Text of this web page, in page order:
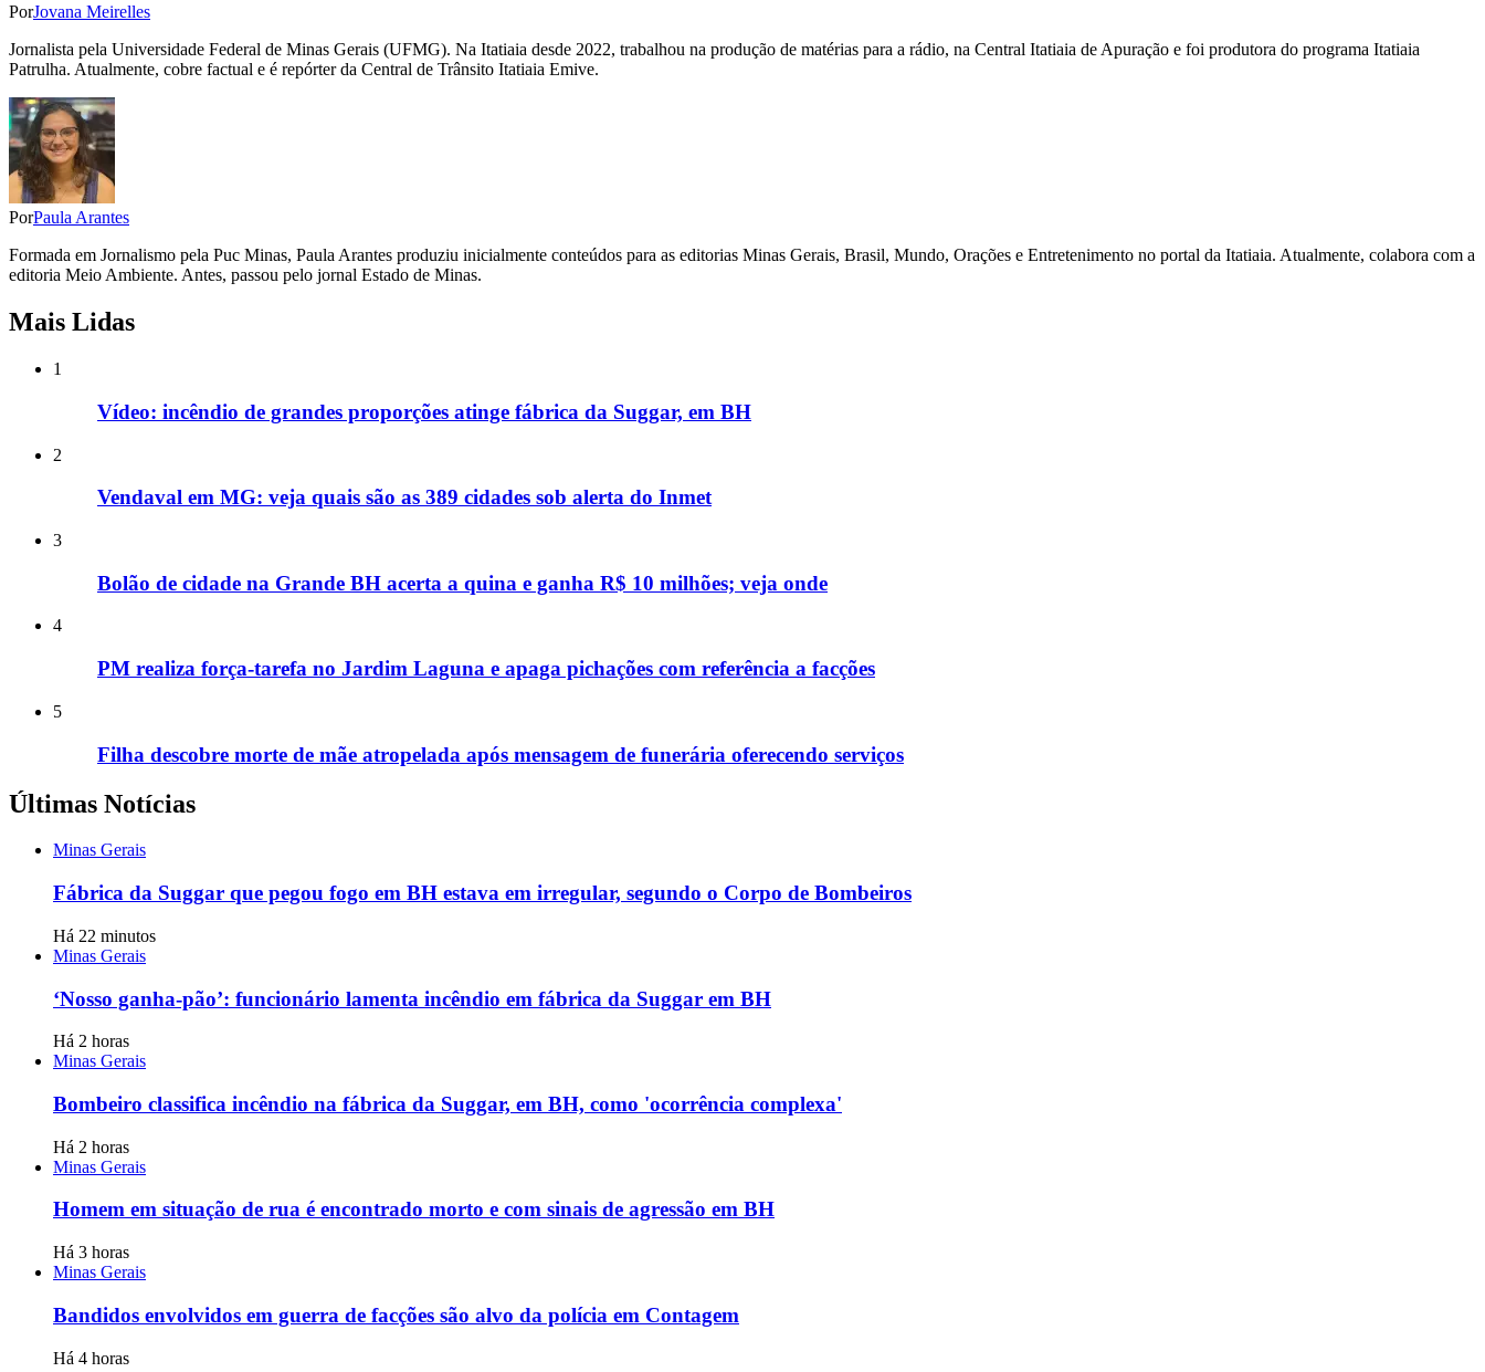
PorJovana Meirelles
Jornalista pela Universidade Federal de Minas Gerais (UFMG). Na Itatiaia desde 2022, trabalhou na produção de matérias para a rádio, na Central Itatiaia de Apuração e foi produtora do programa Itatiaia
Patrulha. Atualmente, cobre factual e é repórter da Central de Trânsito Itatiaia Emive.
PorPaula Arantes
Formada em Jornalismo pela Puc Minas, Paula Arantes produziu inicialmente conteúdos para as editorias Minas Gerais, Brasil, Mundo, Orações e Entretenimento no portal da Itatiaia. Atualmente, colabora com a
editoria Meio Ambiente. Antes, passou pelo jornal Estado de Minas.
Mais Lidas
1
Vídeo: incêndio de grandes proporções atinge fábrica da Suggar, em BH
2
Vendaval em MG: veja quais são as 389 cidades sob alerta do Inmet
3
Bolão de cidade na Grande BH acerta a quina e ganha R$ 10 milhões; veja onde
4
PM realiza força-tarefa no Jardim Laguna e apaga pichações com referência a facções
5
Filha descobre morte de mãe atropelada após mensagem de funerária oferecendo serviços
Últimas Notícias
Minas Gerais
Fábrica da Suggar que pegou fogo em BH estava em irregular, segundo o Corpo de Bombeiros
Há 22 minutos
Minas Gerais
‘Nosso ganha-pão’: funcionário lamenta incêndio em fábrica da Suggar em BH
Há 2 horas
Minas Gerais
Bombeiro classifica incêndio na fábrica da Suggar, em BH, como 'ocorrência complexa'
Há 2 horas
Minas Gerais
Homem em situação de rua é encontrado morto e com sinais de agressão em BH
Há 3 horas
Minas Gerais
Bandidos envolvidos em guerra de facções são alvo da polícia em Contagem
Há 4 horas